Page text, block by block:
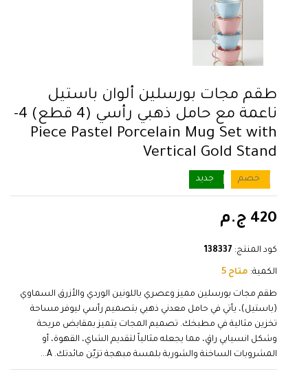
طقم مجات بورسلين ألوان باستيل
ناعمة مع حامل ذهبي رأسي (4 قطع) 4-
Piece Pastel Porcelain Mug Set with
Vertical Gold Stand
خصم جديد
420 ج.م
كود المنتج: 138337
الكمية: متاح 5
طقم مجات بورسلين مميز وعصري باللونين الوردي والأزرق السماوي
(باستيل)، يأتي في حامل معدني ذهبي بتصميم رأسي ليوفر مساحة
تخزين مثالية في مطبخك. تصميم المجات يتميز بمقابض مريحة
وشكل انسيابي راقٍ، مما يجعله مثالياً لتقديم الشاي، القهوة، أو
المشروبات الساخنة والشوربة بلمسة مبهجة تزيّن مائدتك. A...